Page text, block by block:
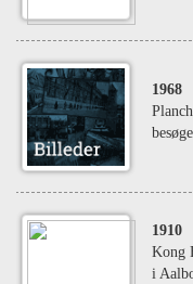
1968
1910
Kong
i